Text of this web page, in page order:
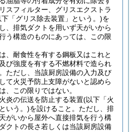
スフィルター、グリスエクストラ
「グリス除去装置」という。)を
、排気ダクトを用いず天がいから
う構造のものにあっては、この限
、耐食性を有する鋼板又はこれと
び強度を有する不燃材料で造られ
ただし、当該厨房設備の入力及び
て火災予防上支障がないと認めら
、この限りではない。
炎の伝送を防止する装置(以下「火
いう。)を設けること。 ただし、排
がいから屋外へ直接排気を行う構
クトの長さ若しくは当該厨房設備